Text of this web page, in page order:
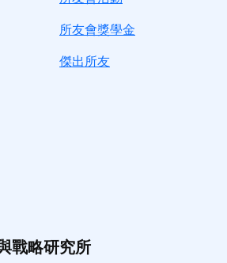
所友會獎學金
傑出所友
戰略研究所